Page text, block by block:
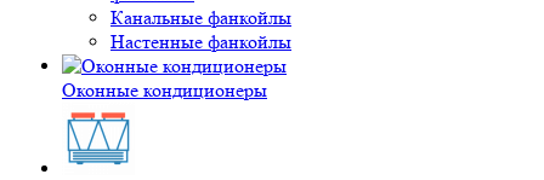
Канальные фанкойлы
Настенные фанкойлы
Оконные кондиционеры